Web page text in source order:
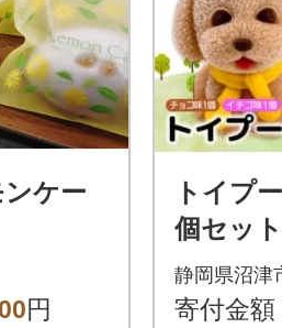
ケー
円
トイプ
個セッ
(チョコ
ャラメ
静岡県沼津
寄付金額